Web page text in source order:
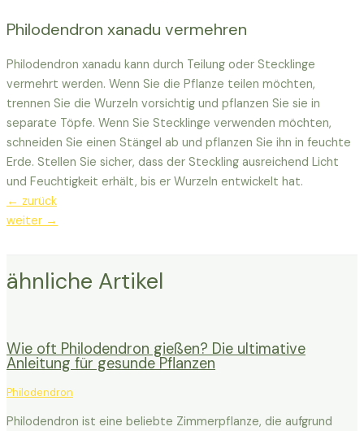
Philodendron xanadu vermehren
Philodendron xanadu kann durch Teilung oder Stecklinge
vermehrt werden. Wenn Sie die Pflanze teilen möchten,
trennen Sie die Wurzeln vorsichtig und pflanzen Sie sie in
separate Töpfe. Wenn Sie Stecklinge verwenden möchten,
schneiden Sie einen Stängel ab und pflanzen Sie ihn in feuchte
Erde. Stellen Sie sicher, dass der Steckling ausreichend Licht
und Feuchtigkeit erhält, bis er Wurzeln entwickelt hat.
Beitragsnavigation
← zurück
weiter →
ähnliche Artikel
Wie oft Philodendron gießen? Die ultimative
Anleitung für gesunde Pflanzen
Philodendron
Philodendron ist eine beliebte Zimmerpflanze, die aufgrund